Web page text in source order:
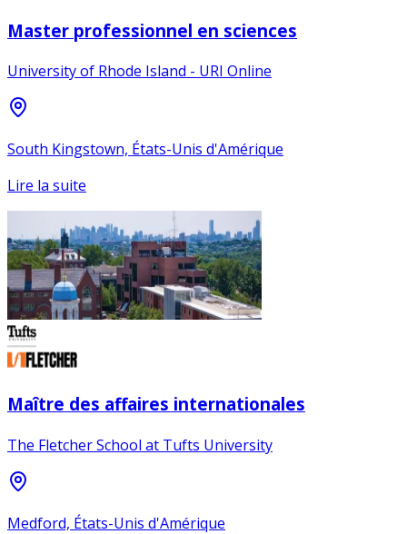
Master professionnel en sciences
University of Rhode Island - URI Online
South Kingstown, États-Unis d'Amérique
Lire la suite
Maître des affaires internationales
The Fletcher School at Tufts University
Medford, États-Unis d'Amérique